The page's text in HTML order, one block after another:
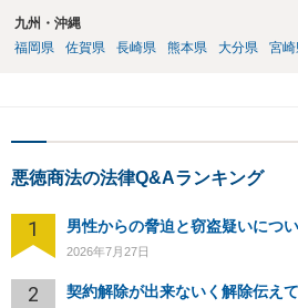
九州・沖縄
福岡県
佐賀県 長崎県 熊本県 大分県 宮崎
悪徳商法の法律Q&Aランキング
1 男性からの脅迫と窃盗疑いにつ
2026年7月27日
2 契約解除が出来ないく解除伝え